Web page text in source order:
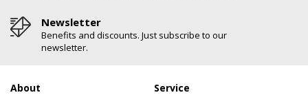
Newsletter
Benefits and discounts. Just subscribe to our
newsletter.
About Service